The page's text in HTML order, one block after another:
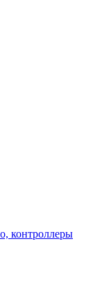
контроллеры